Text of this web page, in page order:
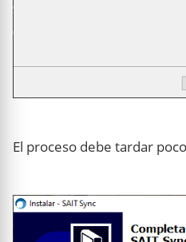
El proceso debe tardar